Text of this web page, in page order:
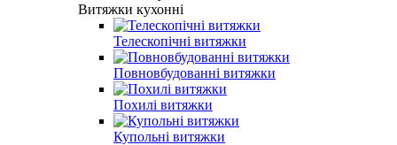
Витяжки кухонні
Телескопічні витяжки
Повновбудованні витяжки
Похилі витяжки
Купольні витяжки